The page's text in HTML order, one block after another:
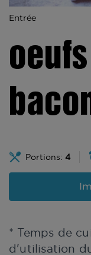
Entrée
Portions: 4
* Temps de
d'utilisation